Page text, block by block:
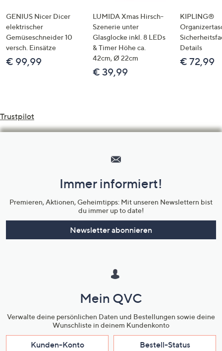
GENIUS Nicer Dicer
elektrischer
Gemüseschneider 10
versch. Einsätze
€ 99,99
LUMIDA Xmas Hirsch-
Szenerie unter
Glasglocke inkl. 8 LEDs
& Timer Höhe ca.
42cm, Ø 22cm
€ 39,99
KIPLING®
Details
€ 72,99
Trustpilot
Unternehmensinformationen
Immer informiert!
Premieren, Aktionen, Geheimtipps: Mit unseren Newslettern bist
du immer up to date!
Newsletter abonnieren
Mein QVC
Verwalte deine persönlichen Daten und Bestellungen sowie deine
Wunschliste in deinem Kundenkonto
Kunden-Konto Bestell-Status